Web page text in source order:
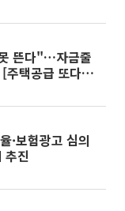
뜬다"…자금줄
주택공급 또다른
·보험광고 심의
추진